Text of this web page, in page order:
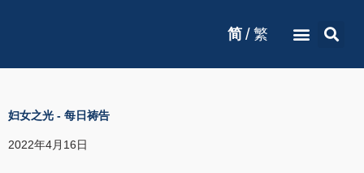
简 / 繁
妇女之光 - 每日祷告
2022年4月16日